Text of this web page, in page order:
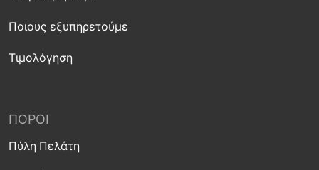
Ποιους εξυπηρετούμε
Τιμολόγηση
ΠΌΡΟΙ
Πύλη Πελάτη